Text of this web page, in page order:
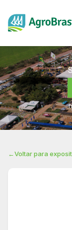
←Voltar para